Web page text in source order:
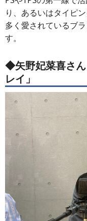
り、あるいはタイピ
多く愛されているブ
す。
◆矢野妃菜喜さ
レイ」